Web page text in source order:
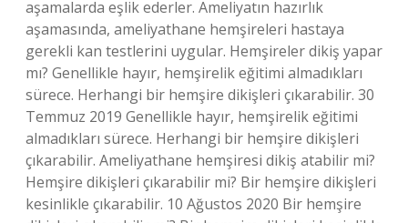
aşamalarda eşlik ederler. Ameliyatın hazırlık
aşamasında, ameliyathane hemşireleri hastaya
gerekli kan testlerini uygular. Hemşireler dikiş yapar
mı? Genellikle hayır, hemşirelik eğitimi almadıkları
sürece. Herhangi bir hemşire dikişleri çıkarabilir. 30
Temmuz 2019 Genellikle hayır, hemşirelik eğitimi
almadıkları sürece. Herhangi bir hemşire dikişleri
çıkarabilir. Ameliyathane hemşiresi dikiş atabilir mi?
Hemşire dikişleri çıkarabilir mi? Bir hemşire dikişleri
kesinlikle çıkarabilir. 10 Ağustos 2020 Bir hemşire